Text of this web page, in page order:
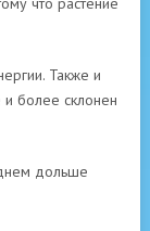
Также и
более склонен
дольше